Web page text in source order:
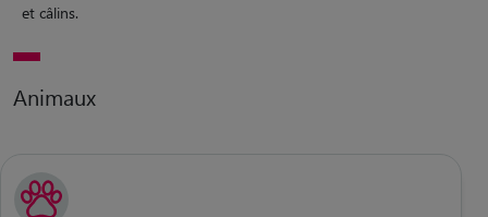
et câlins.
Animaux